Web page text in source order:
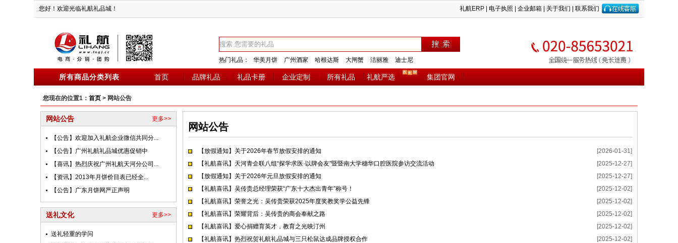
礼航ERP 电子执照 企业邮箱 关于我们 联系我们
您好！欢迎光临礼航礼品城！
热门礼品： 华美月饼 广州酒家 哈根达斯 大闸蟹 洁丽雅 迪士尼
所有商品分类列表 首页 品牌礼品 礼品卡册 企业定制 所有礼品 礼航严选 集团官网
您现在的位置1： 首页 > 网站公告
更多>>
网站公告
【公告】欢迎加入礼航企业微信共同分...
【公告】广州礼航礼品城优惠促销中
【喜讯】热烈庆祝广州礼航天河分公司...
【资讯】2013年月饼价目表已经全...
【公告】广东月饼网严正声明
更多>>
送礼文化
送礼轻重的学问
网站公告
【放假通知】关于2026年春节放假安排的通知
[2026-01-31]
【礼航喜讯】天河青企联八组“探学求医·以牌会友”暨暨南大学穗华口腔医院参访交流活动
[2025-12-27]
【放假通知】关于2026年元旦放假安排的通知
[2025-12-27]
【礼航喜讯】吴传贵总经理荣获“广东十大杰出青年”称号！
[2025-12-02]
【礼航喜讯】荣誉之光：吴传贵荣获2025年度奖教奖学公益先锋
[2025-12-02]
【礼航喜讯】荣耀背后：吴传贵的商会奉献之路
[2025-12-02]
【礼航喜讯】爱心捐赠育英才，教育之光映汀州
[2025-12-02]
【礼航喜讯】热烈祝贺礼航礼品城与三只松鼠达成品牌授权合作
[2025-12-02]